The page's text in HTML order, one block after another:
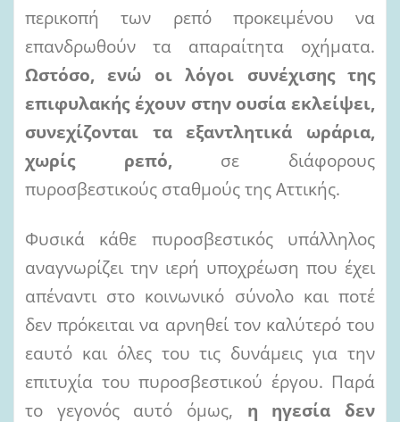
περικοπή των ρεπό προκειμένου να
επανδρωθούν τα απαραίτητα οχήματα.
Ωστόσο, ενώ οι λόγοι συνέχισης της
επιφυλακής έχουν στην ουσία εκλείψει,
συνεχίζονται
τα εξαντλητικά
ωράρια,
χωρίς
ρεπό,
σε διάφορους
πυροσβεστικούς σταθμούς της Αττικής.
Φυσικά κάθε πυροσβεστικός υπάλληλος
αναγνωρίζει την ιερή υποχρέωση που έχει
απέναντι στο κοινωνικό σύνολο και ποτέ
δεν πρόκειται να αρνηθεί τον καλύτερό του
εαυτό και όλες του τις δυνάμεις για την
επιτυχία του πυροσβεστικού έργου. Παρά
το γεγονός αυτό όμως, η ηγεσία δεν